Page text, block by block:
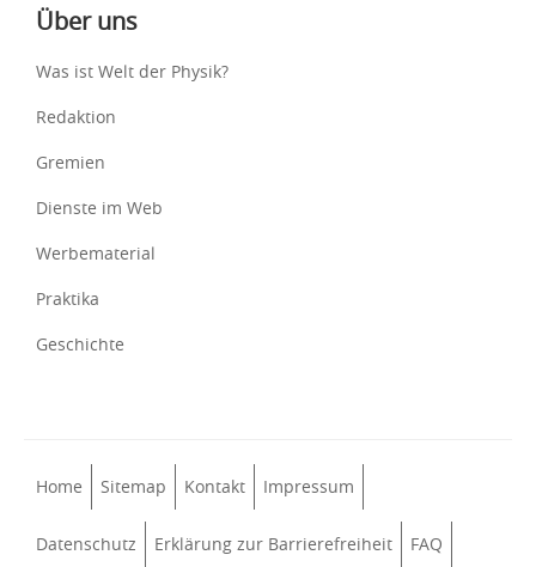
Über uns
Was ist Welt der Physik?
Redaktion
Gremien
Dienste im Web
Werbematerial
Praktika
Geschichte
Home Sitemap Kontakt Impressum
Datenschutz Erklärung zur Barrierefreiheit FAQ